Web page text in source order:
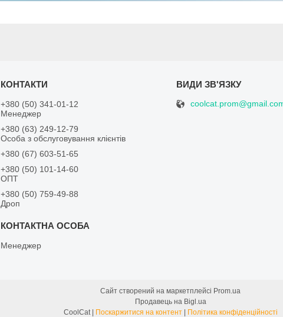
+380 (50) 341-01-12
Менеджер
+380 (63) 249-12-79
Особа з обслуговування клієнтів
+380 (67) 603-51-65
+380 (50) 101-14-60
ОПТ
+380 (50) 759-49-88
Дроп
Менеджер
Сайт створений на маркетплейсі Prom.ua
Продавець на Bigl.ua
CoolCat | Поскаржитися на контент | Політика конфіденційності